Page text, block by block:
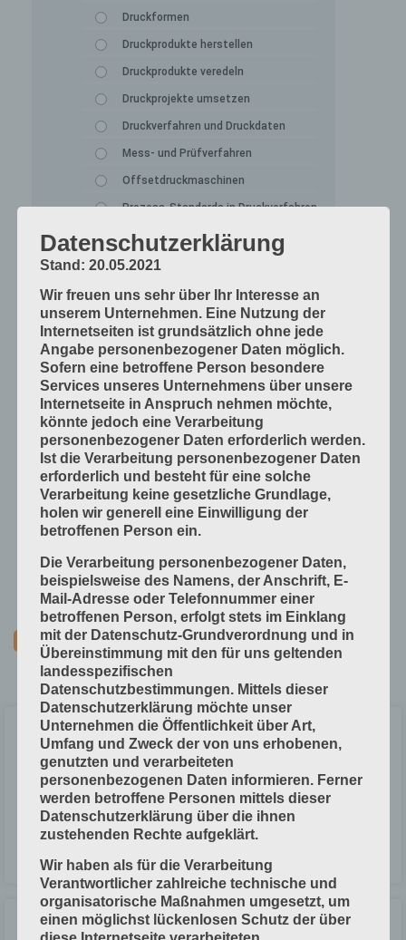
Druckformen
Druckprodukte herstellen
Druckprodukte veredeln
Druckprojekte umsetzen
Druckverfahren und Druckdaten
Mess- und Prüfverfahren
Offsetdruckmaschinen
Prozess-Standards in Druckverfahren
Verfahrenstechniken
Werkstoffe und Druckmaterialien
Druckverarbeitung
Arbeitsabläufe im Betrieb
Bogen falzen
Bogen schneiden
Einbandmaterialien
Papier, Karton, Pappe, Kunststoffe
Produkte fügen
Produkte handwerklich herstellen
Produkte industriell herstellen
Technische Grundlagen
Verfahrenstechniken
Vorprodukte und Produktdaten
Nutzenberechnung
Nutzen = Anzahl der Exemplare Bei der Nutzenberechnung wird
berechnet, wie viele Einzelexemplare eines Produktes (z. B.
Visitenkarten, Flyer) auf einen Druckbogen passen. Druck zu
Abmusterung und Messbedingungen
Datenschutzerklärung
Stand: 20.05.2021
Wir freuen uns sehr über Ihr Interesse an
unserem Unternehmen. Eine Nutzung der
Internetseiten ist grundsätzlich ohne jede
Angabe personenbezogener Daten möglich.
Sofern eine betroffene Person besondere
Services unseres Unternehmens über unsere
Internetseite in Anspruch nehmen möchte,
könnte jedoch eine Verarbeitung
personenbezogener Daten erforderlich werden.
Ist die Verarbeitung personenbezogener Daten
erforderlich und besteht für eine solche
Verarbeitung keine gesetzliche Grundlage,
holen wir generell eine Einwilligung der
betroffenen Person ein.
Die Verarbeitung personenbezogener Daten,
beispielsweise des Namens, der Anschrift, E-
Mail-Adresse oder Telefonnummer einer
betroffenen Person, erfolgt stets im Einklang
mit der Datenschutz-Grundverordnung und in
Übereinstimmung mit den für uns geltenden
landesspezifischen
Datenschutzbestimmungen. Mittels dieser
Datenschutzerklärung möchte unser
Unternehmen die Öffentlichkeit über Art,
Umfang und Zweck der von uns erhobenen,
genutzten und verarbeiteten
personenbezogenen Daten informieren. Ferner
werden betroffene Personen mittels dieser
Datenschutzerklärung über die ihnen
zustehenden Rechte aufgeklärt.
Wir haben als für die Verarbeitung
Verantwortlicher zahlreiche technische und
organisatorische Maßnahmen umgesetzt, um
einen möglichst lückenlosen Schutz der über